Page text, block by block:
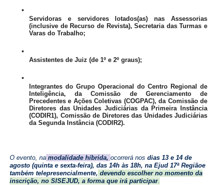
Balcão Visual Libras
Aplicativos
Servidoras e servidores lotados(as) nas Assessorias
(inclusive de Recurso de Revista), Secretaria das Turmas e
Varas do Trabalho;
Assistentes de Juiz (de 1º e 2º graus);
Integrantes do Grupo Operacional do Centro Regional de
Inteligência, da Comissão de Gerenciamento de
Precedentes e Ações Coletivas (COGPAC), da Comissão de
Diretores das Unidades Judiciárias da Primeira Instância
(CODIR1), Comissão de Diretores das Unidades Judiciárias
da Segunda Instância (CODIR2).
O evento, na modalidade híbrida, ocorrerá nos dias 13 e 14 de
agosto (quinta e sexta-feira), das 14h às 18h, na Ejud 17ª Regiãoe
também telepresencialmente, devendo escolher no momento da
inscrição, no SISEJUD, a forma que irá participar